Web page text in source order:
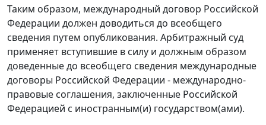
Таким образом, международный договор Российской
Федерации должен доводиться до всеобщего
сведения путем опубликования. Арбитражный суд
применяет вступившие в силу и должным образом
доведенные до всеобщего сведения международные
договоры Российской Федерации - международно-
правовые соглашения, заключенные Российской
Федерацией с иностранным(и) государством(ами).